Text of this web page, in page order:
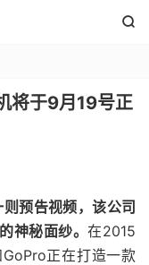

将于9月19号正
预告视频，该公司
神秘面纱。在2015
正在打造一款